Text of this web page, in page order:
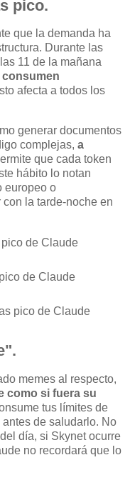
pico.
que la demanda ha
Durante las
11 de la mañana
consumen
afecta a todos los
generar documentos
complejas, a
que cada token
hábito lo notan
europeo o
la tarde-noche en
de Claude
de Claude
pico de Claude
memes al respecto,
como si fuera su
tus límites de
de saludarlo. No
día, si Skynet ocurre
no recordará que lo